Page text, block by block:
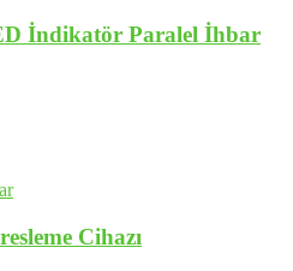
İndikatör Paralel İhbar
Cihazı